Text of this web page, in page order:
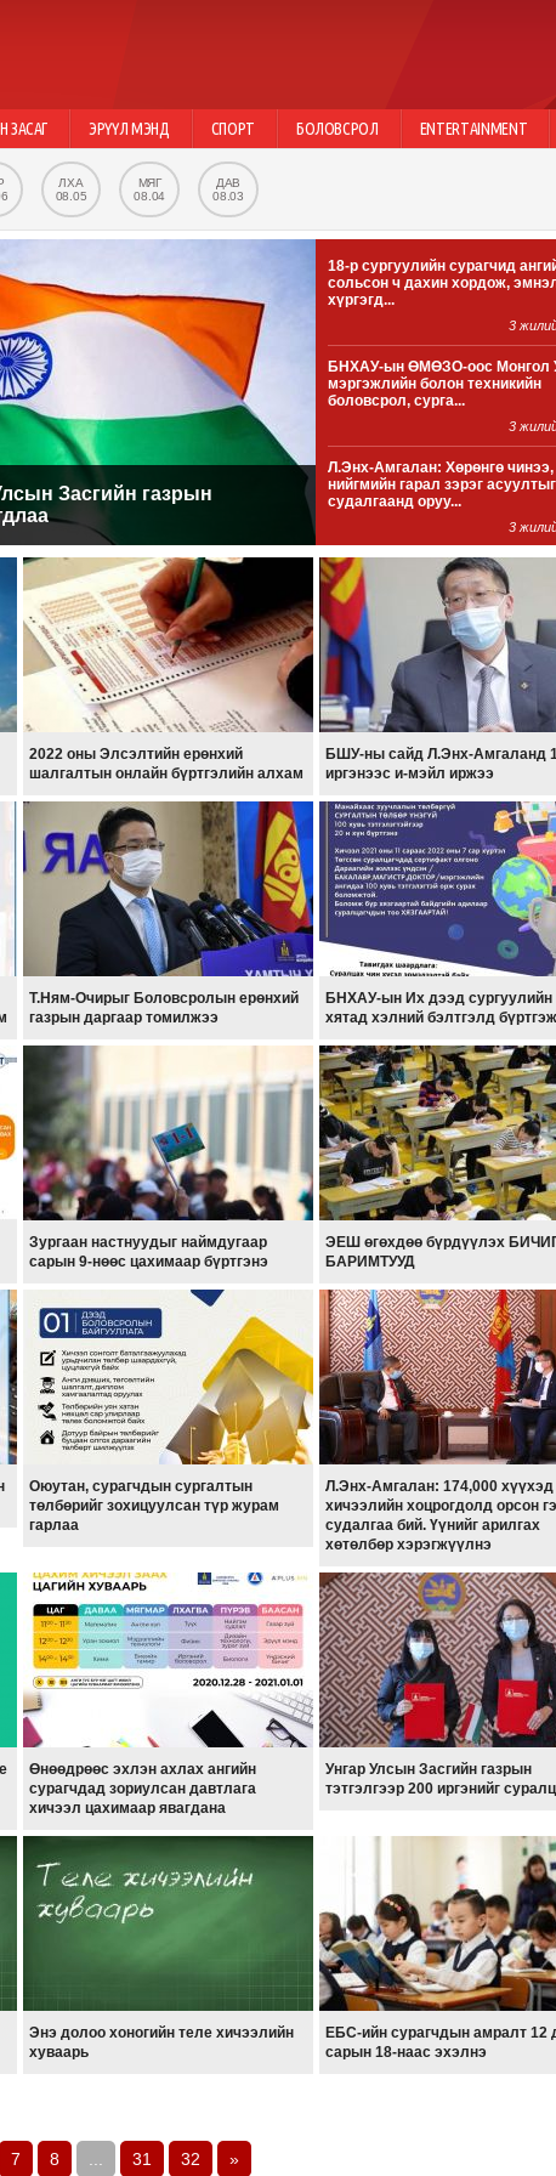
ЗАСАГ ЭРҮҮЛ МЭНД СПОРТ БОЛОВСРОЛ ENTERTAINMENT
ЛХА
08.05
МЯГ
08.04
ДАВ
08.03
Засгийн газрын
18-р сургуулийн сурагчид
сольсон ч дахин хордож,
хүргэгд...
3
БНХАУ-ын ӨМӨЗО-оос Монгол
мэргэжлийн болон техникийн
боловсрол, сурга...
3
Л.Энх-Амгалан: Хөрөнгө чинээ,
нийгмийн гарал зэрэг асуултыг
судалгаанд оруу...
3
2022 оны Элсэлтийн ерөнхий
шалгалтын онлайн бүртгэлийн алхам
БШУ-ны сайд Л.Энх-Амгаланд
иргэнээс и-мэйл иржээ
Т.Ням-Очирыг Боловсролын ерөнхий
газрын даргаар томилжээ
БНХАУ-ын Их дээд сургуулийн
хятад хэлний бэлтгэлд
Зургаан настнуудыг наймдугаар
сарын 9-нөөс цахимаар бүртгэнэ
ЭЕШ өгөхдөө бүрдүүлэх
БАРИМТУУД
Оюутан, сурагчдын сургалтын
төлбөрийг зохицуулсан түр журам
гарлаа
Л.Энх-Амгалан: 174,000 хүүхэд
хичээлийн хоцрогдолд орсон
судалгаа бий. Үүнийг арилгах
хөтөлбөр хэрэгжүүлнэ
Өнөөдрөөс эхлэн ахлах ангийн
сурагчдад зориулсан давтлага
хичээл цахимаар явагдана
Унгар Улсын Засгийн газрын
тэтгэлгээр 200 иргэнийг
Энэ долоо хоногийн теле хичээлийн
хуваарь
ЕБС-ийн сурагчдын амралт 12
сарын 18-наас эхэлнэ
7 8 31 32 »